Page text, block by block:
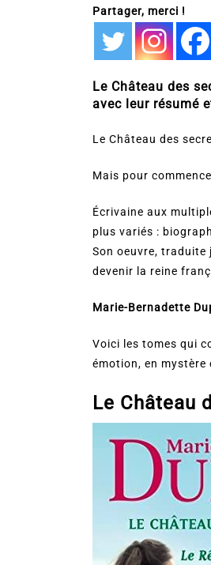
Partager, merci !
Le Château des
avec leur résumé
Le Château des
Mais pour
Écrivaine aux
plus variés :
Son oeuvre, traduite
devenir la reine
Marie-Bernadette
Voici les tomes qui
émotion, en mystère
Le Château